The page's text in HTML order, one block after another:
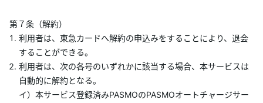
第７条（解約）
利用者は、東急カードへ解約の申込みをすることにより、退会
することができる。
利用者は、次の各号のいずれかに該当する場合、本サービスは
自動的に解約となる。
イ）本サービス登録済みPASMOのPASMOオートチャージサー